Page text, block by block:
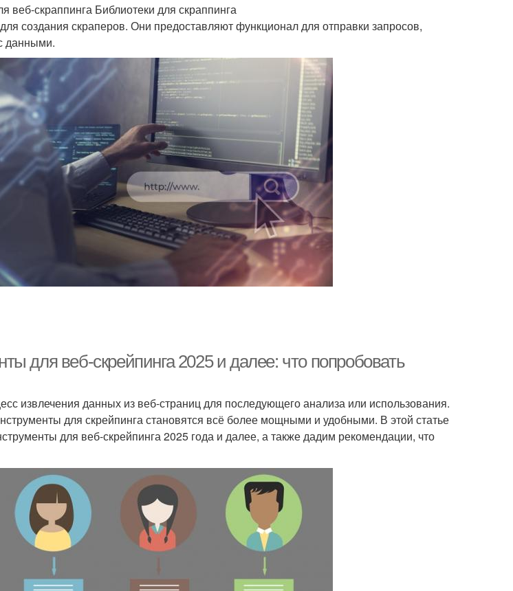
веб-скраппинга Библиотеки для скраппинга
создания скраперов. Они предоставляют функционал для отправки запросов,
данными.
для веб-скрейпинга 2025 и далее: что попробовать
извлечения данных из веб-страниц для последующего анализа или использования.
для скрейпинга становятся всё более мощными и удобными. В этой статье
для веб-скрейпинга 2025 года и далее, а также дадим рекомендации, что